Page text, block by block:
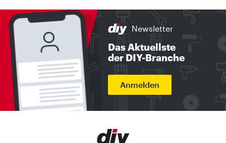
Newsletter
Das Aktuellste
der DIY-Branche
Anmelden